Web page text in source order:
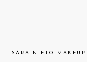
SARA NIETO